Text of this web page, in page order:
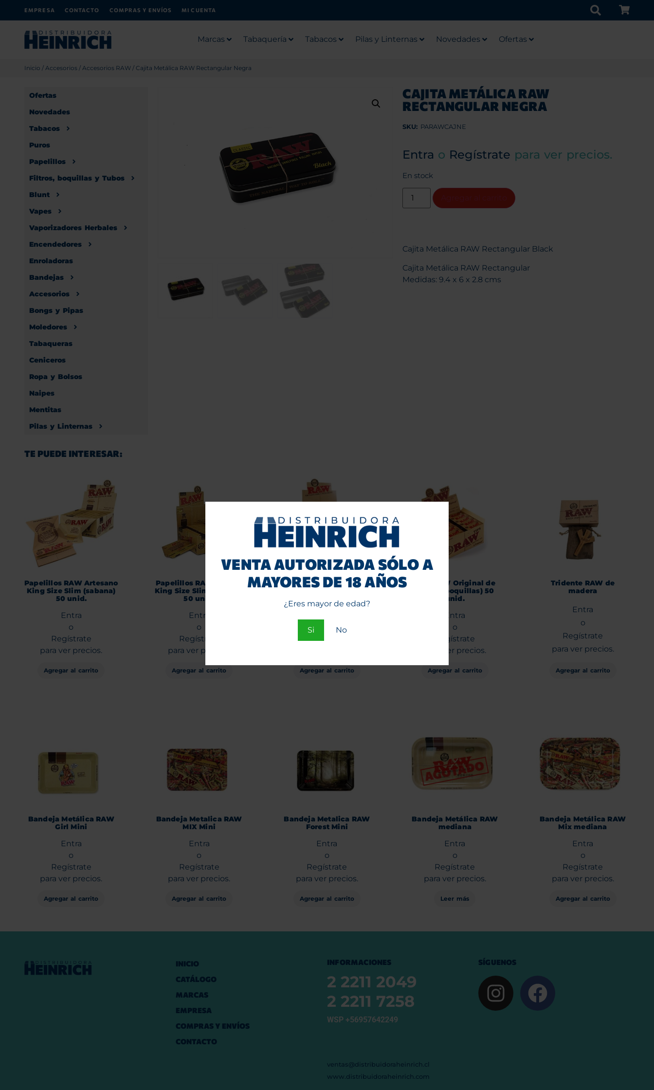
VENTA AUTORIZADA SÓLO A
MAYORES DE 18 AÑOS
¿Eres mayor de edad?
Si No
EMPRESA CONTACTO COMPRAS Y ENVÍOS MI CUENTA
Marcas Tabaquería Tabacos Pilas y Linternas Novedades Ofertas
Inicio / Accesorios / Accesorios RAW / Cajita Metálica RAW Rectangular Negra
Ofertas
Novedades
Tabacos
Puros
Papelillos
Filtros, boquillas y Tubos
Blunt
Vapes
Vaporizadores Herbales
Encendedores
Enroladoras
Bandejas
Accesorios
Bongs y Pipas
Moledores
Tabaqueras
Ceniceros
Ropa y Bolsos
Naipes
Mentitas
Pilas y Linternas
CAJITA METÁLICA RAW
RECTANGULAR NEGRA
SKU: PARAWCAJNE
Entra o Regístrate para ver precios.
En stock
Cajita Metálica RAW Rectangular Black
Cajita Metálica RAW Rectangular
Medidas: 9.4 x 6 x 2.8 cms
TE PUEDE INTERESAR:
Papelillos RAW Artesano
King Size Slim (sabana)
50 unid.
Entra
o
Regístrate
para ver precios.
Agregar al carrito
Papelillos RAW Classic
King Size Slim (sabana)
50 unid.
Entra
o
Regístrate
para ver precios.
Agregar al carrito
Maquina Enroladora
Entra
Regístrate
Agregar al carrito
Tips RAW Original de
cartón (boquillas) 50
unid.
Entra
o
Regístrate
para ver precios.
Agregar al carrito
Tridente RAW de
madera
Entra
o
Regístrate
para ver precios.
Agregar al carrito
Bandeja Metálica RAW
Girl Mini
Entra
o
Regístrate
para ver precios.
Agregar al carrito
Bandeja Metalica RAW
MIX Mini
Entra
o
Regístrate
para ver precios.
Agregar al carrito
Bandeja Metalica RAW
Forest Mini
Entra
o
Regístrate
para ver precios.
Agregar al carrito
Bandeja Metálica RAW
mediana
Entra
o
Regístrate
para ver precios.
Leer más
Bandeja Metálica RAW
Mix mediana
Entra
o
Regístrate
para ver precios.
Agregar al carrito
INICIO
CATÁLOGO
MARCAS
EMPRESA
COMPRAS Y ENVÍOS
CONTACTO
INFORMACIONES
2 2211 2049
2 2211 7258
WSP +56957642249
ventas@distribuidoraheinrich.cl
www.distribuidoraheinrich.com
SÍGUENOS